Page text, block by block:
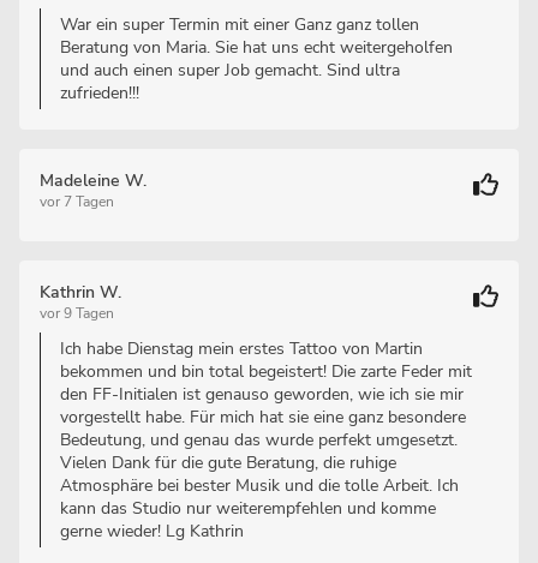
War ein super Termin mit einer Ganz ganz tollen
Beratung von Maria. Sie hat uns echt weitergeholfen
und auch einen super Job gemacht. Sind ultra
zufrieden!!!
Madeleine W.
vor 7 Tagen
Kathrin W.
vor 9 Tagen
Ich habe Dienstag mein erstes Tattoo von Martin
bekommen und bin total begeistert! Die zarte Feder mit
den FF-Initialen ist genauso geworden, wie ich sie mir
vorgestellt habe. Für mich hat sie eine ganz besondere
Bedeutung, und genau das wurde perfekt umgesetzt.
Vielen Dank für die gute Beratung, die ruhige
Atmosphäre bei bester Musik und die tolle Arbeit. Ich
kann das Studio nur weiterempfehlen und komme
gerne wieder! Lg Kathrin